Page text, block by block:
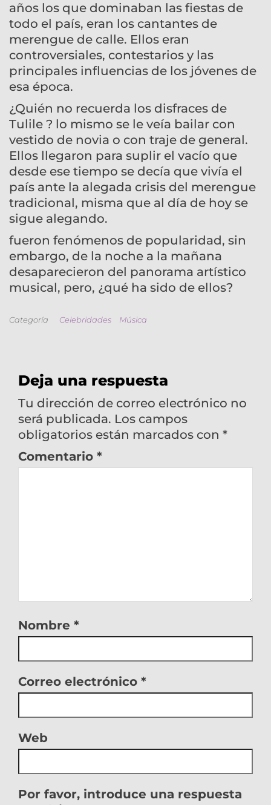
años los que dominaban las fiestas de
todo el país, eran los cantantes de
merengue de calle. Ellos eran
controversiales, contestarios y las
principales influencias de los jóvenes de
esa época.
¿Quién no recuerda los disfraces de
Tulile ? lo mismo se le veía bailar con
vestido de novia o con traje de general.
Ellos llegaron para suplir el vacío que
desde ese tiempo se decía que vivía el
país ante la alegada crisis del merengue
tradicional, misma que al día de hoy se
sigue alegando.
fueron fenómenos de popularidad, sin
embargo, de la noche a la mañana
desaparecieron del panorama artístico
musical, pero, ¿qué ha sido de ellos?
Categoría Celebridades Música
Deja una respuesta
Tu dirección de correo electrónico no
será publicada. Los campos
obligatorios están marcados con *
Comentario *
Nombre *
Correo electrónico *
Web
Por favor, introduce una respuesta